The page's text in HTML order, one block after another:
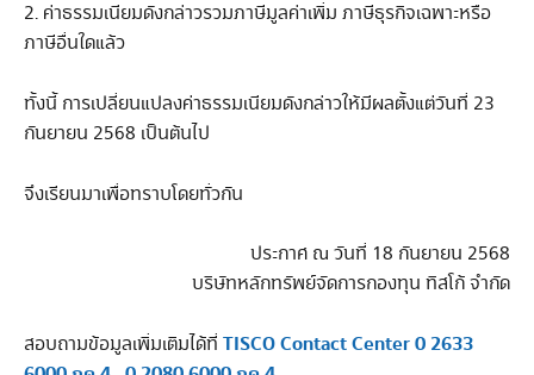
2. ค่าธรรมเนียมดังกล่าวรวมภาษีมูลค่าเพิ่ม ภาษีธุรกิจเฉพาะหรือ
ภาษีอื่นใดแล้ว
ทั้งนี้ การเปลี่ยนแปลงค่าธรรมเนียมดังกล่าวให้มีผลตั้งแต่วันที่ 23
กันยายน 2568 เป็นต้นไป
จึงเรียนมาเพื่อทราบโดยทั่วกัน
ประกาศ ณ วันที่ 18 กันยายน 2568
บริษัทหลักทรัพย์จัดการกองทุน ทิสโก้ จำกัด
สอบถามข้อมูลเพิ่มเติมได้ที่ TISCO Contact Center 0 2633